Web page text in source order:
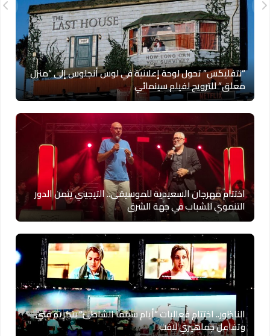
“نتفليكس” تحول لوحة إعلانية في لوس أنجلوس إلى “منزل
معلق” للترويج لفيلم سينمائي
اختتام مهرجان السعيدية للموسيقى.. التيجيني يثمن الدور
التنموي للشباب في جهة الشرق
الناظور.. اختتام فعاليات “أيام سينما الشاطئ” بتكريم فني
وتفاعل جماهيري لافت